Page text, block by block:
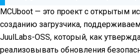
MCUboot — это проект с открытым
созданию загрузчика,
JuulLabs-OSS, который, как
реализовывать обновления